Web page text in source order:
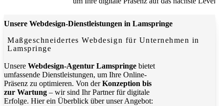
Unsere Webdesign-Dienstleistungen in Lamspringe
Maßgeschneidertes Webdesign für Unternehmen in
Lamspringe
Unsere Webdesign-Agentur Lamspringe bietet
umfassende Dienstleistungen, um Ihre Online-
Präsenz zu optimieren. Von derKonzeption bis
zur Wartung – wir sind Ihr Partner für digitale
Erfolge. Hier ein Überblick über unser Angebot: